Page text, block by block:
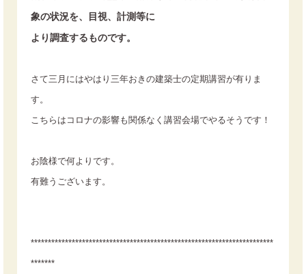
象の状況を、目視、計測等に
より調査するものです。
さて三月にはやはり三年おきの建築士の定期講習が有りま
す。
こちらはコロナの影響も関係なく講習会場でやるそうです！
お陰様で何よりです。
有難うございます。
***********************************************************************
*******